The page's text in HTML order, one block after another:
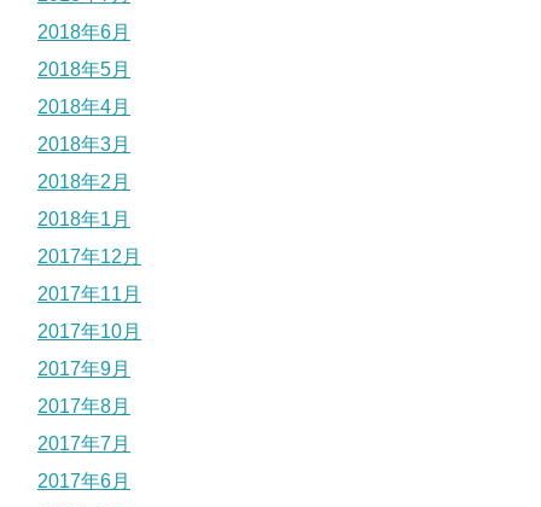
2018年6月
2018年5月
2018年4月
2018年3月
2018年2月
2018年1月
2017年12月
2017年11月
2017年10月
2017年9月
2017年8月
2017年7月
2017年6月